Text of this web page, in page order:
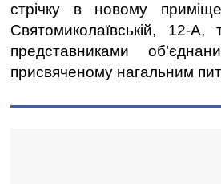
стрічку в новому
Святомиколаївській, 12-
представниками
присвяченому нагальним